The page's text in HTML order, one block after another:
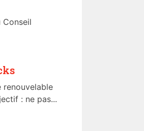
Conseil
renouvelable
: ne pas...